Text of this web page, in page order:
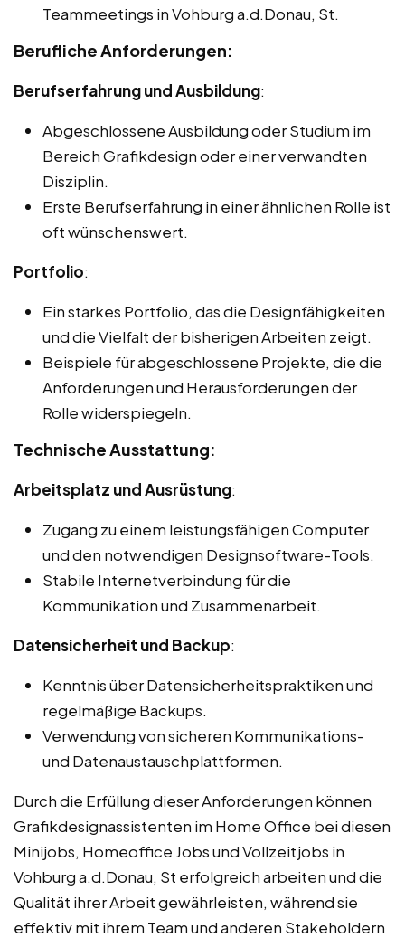
Teammeetings in Vohburg a.d.Donau, St.
Berufliche Anforderungen:
Berufserfahrung und Ausbildung:
Abgeschlossene Ausbildung oder Studium im
Bereich Grafikdesign oder einer verwandten
Disziplin.
Erste Berufserfahrung in einer ähnlichen Rolle ist
oft wünschenswert.
Portfolio:
Ein starkes Portfolio, das die Designfähigkeiten
und die Vielfalt der bisherigen Arbeiten zeigt.
Beispiele für abgeschlossene Projekte, die die
Anforderungen und Herausforderungen der
Rolle widerspiegeln.
Technische Ausstattung:
Arbeitsplatz und Ausrüstung:
Zugang zu einem leistungsfähigen Computer
und den notwendigen Designsoftware-Tools.
Stabile Internetverbindung für die
Kommunikation und Zusammenarbeit.
Datensicherheit und Backup:
Kenntnis über Datensicherheitspraktiken und
regelmäßige Backups.
Verwendung von sicheren Kommunikations-
und Datenaustauschplattformen.
Durch die Erfüllung dieser Anforderungen können
Grafikdesignassistenten im Home Office bei diesen
Minijobs, Homeoffice Jobs und Vollzeitjobs in
Vohburg a.d.Donau, St erfolgreich arbeiten und die
Qualität ihrer Arbeit gewährleisten, während sie
effektiv mit ihrem Team und anderen Stakeholdern